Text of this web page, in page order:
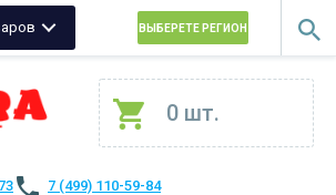
ВЫБЕРЕТЕ РЕГИОН
0 шт.
7 (499) 110-59-84